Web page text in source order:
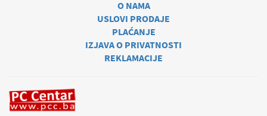
O NAMA
USLOVI PRODAJE
PLAĆANJE
IZJAVA O PRIVATNOSTI
REKLAMACIJE